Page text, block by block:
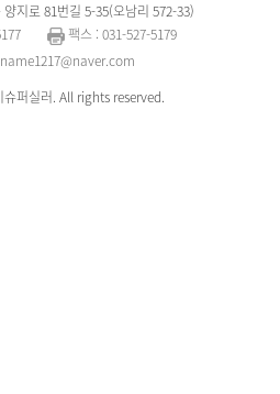
지로 81번길 5-35(오남리 572-33)
팩스 : 031-527-5179
슈퍼실러. All rights reserved.